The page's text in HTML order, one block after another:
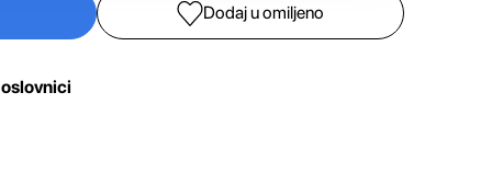
Dodaj u omiljeno